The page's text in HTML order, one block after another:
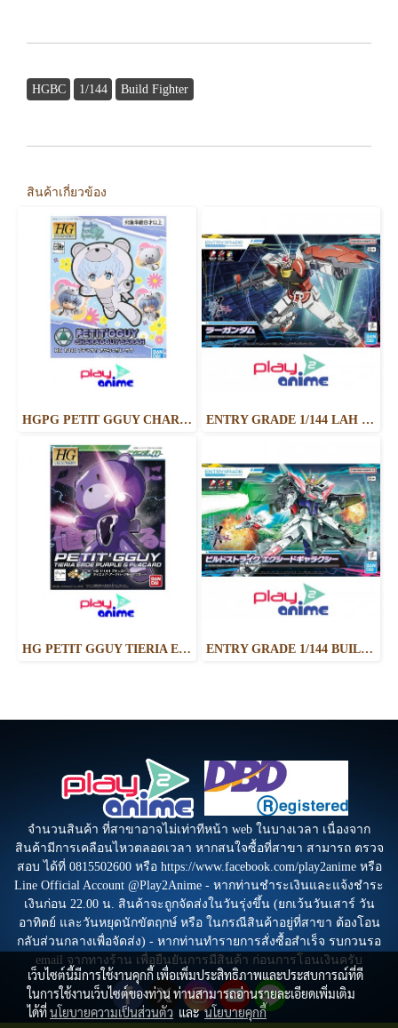
HGBC 1/144 Build Fighter
สินค้าเกี่ยวข้อง
HGPG PETIT GGUY CHARA GGUY SARAH ENTRY GRADE 1/144 LAH GUNDAM
HG PETIT GGUY TIERIA ERDE PURPLE & PLACARD ENTRY GRADE 1/144 BUILD STRIKE EXCEED GALAXY
จำนวนสินค้า ที่สาขาอาจไม่เท่าทีหน้า web ในบางเวลา เนื่องจาก
สินค้ามีการเคลือนไหวตลอดเวลา หากสนใจซื้อที่สาขา สามารถ ตรวจ
สอบ ได้ที่ 0815502600 หรือ https://www.facebook.com/play2anime หรือ
Line Official Account @Play2Anime - หากท่านชำระเงินและแจ้งชำระ
เงินก่อน 22.00 น. สินค้าจะถูกจัดส่งในวันรุ่งขึ้น (ยกเว้นวันเสาร์ วัน
อาทิตย์ และวันหยุดนักขัตฤกษ์ หรือ ในกรณีสินค้าอยู่ที่สาขา ต้องโอน
กลับส่วนกลางเพื่อจัดส่ง) - หากท่านทำรายการสั่งซื้อสำเร็จ รบกวนรอ
email จากทางร้าน เพื่อยืนยันการมีสินค้า ก่อนการโอนเงินครับ
เว็บไซต์นี้มีการใช้งานคุกกี้ เพื่อเพิ่มประสิทธิภาพและประสบการณ์ที่ดี
ในการใช้งานเว็บไซต์ของท่าน ท่านสามารถอ่านรายละเอียดเพิ่มเติม
ได้ที่นโยบายความเป็นส่วนตัว และนโยบายคุกกี้